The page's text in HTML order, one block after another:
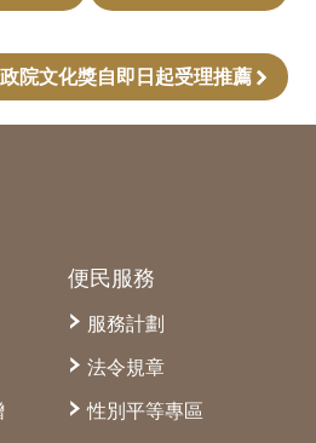
院文化獎自即日起受理推薦
便民服務
服務計劃
法令規章
性別平等專區